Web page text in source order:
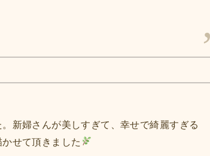
新婦さんが美しすぎて、幸せで綺麗すぎる
せて頂きました